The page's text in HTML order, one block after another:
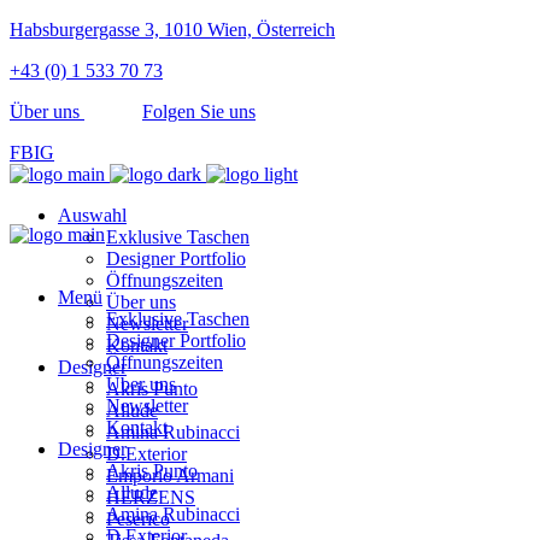
Habsburgergasse 3, 1010 Wien, Österreich
+43 (0) 1 533 70 73
Über uns
Folgen Sie uns
FBIG
Auswahl
Exklusive Taschen
Designer Portfolio
Öffnungszeiten
Über uns
Newsletter
Kontakt
Designer
Akris Punto
Allude
Amina Rubinacci
D.Exterior
Emporio Armani
HERZENS
Peserico
Menü
Exklusive Taschen
Designer Portfolio
Öffnungszeiten
Über uns
Newsletter
Kontakt
Designer
Akris Punto
Allude
Amina Rubinacci
D.Exterior